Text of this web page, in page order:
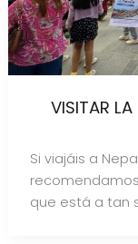
VISITAR LA
Si viajáis a
que está a tan